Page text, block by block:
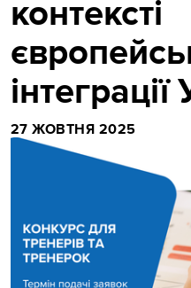
контексті
27 ЖОВТНЯ 2025